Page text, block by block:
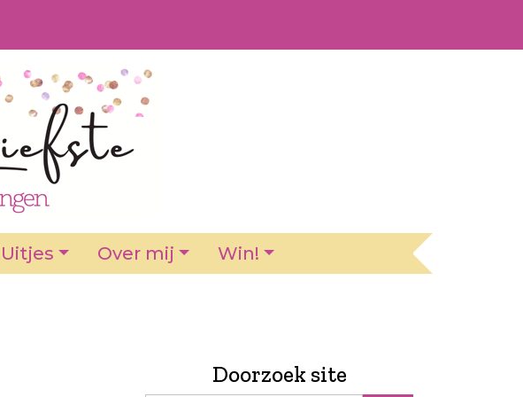
Uitjes Over mij Win!
Doorzoek site